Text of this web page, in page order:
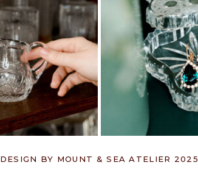
DESIGN BY MOUNT & SEA ATELIER 2025